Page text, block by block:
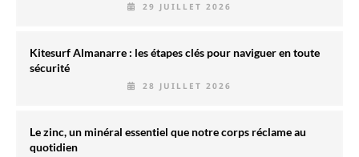
29 JUILLET 2026
Kitesurf Almanarre : les étapes clés pour naviguer en toute
sécurité
28 JUILLET 2026
Le zinc, un minéral essentiel que notre corps réclame au
quotidien